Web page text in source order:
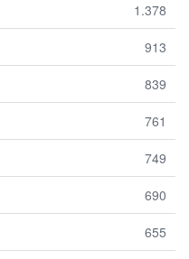
1.378
913
839
761
749
690
655